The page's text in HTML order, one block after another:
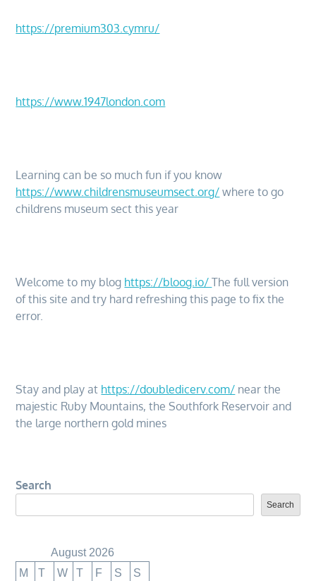
https://premium303.cymru/
https://www.1947london.com
Learning can be so much fun if you know
https://www.childrensmuseumsect.org/ where to go
childrens museum sect this year
Welcome to my blog https://bloog.io/The full version
of this site and try hard refreshing this page to fix the
error.
Stay and play at https://doubledicerv.com/ near the
majestic Ruby Mountains, the Southfork Reservoir and
the large northern gold mines
Search
Search
August 2026
M
T W T F S
S